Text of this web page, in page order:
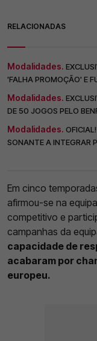
RELACIONADAS
Modalidades.
'FALHA PROMOÇÃO' E
Modalidades.
DE 50 JOGOS PELO
Modalidades.
SONANTE A INTEGRAR
Em cinco
afirmou-se na
competitivo e
campanhas da
capacidade de
acabaram por
europeu.